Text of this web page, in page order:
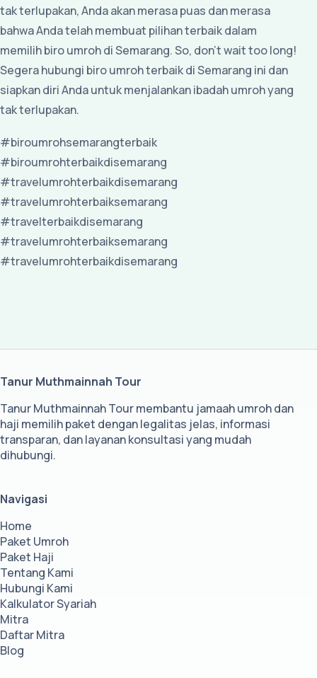
tak terlupakan, Anda akan merasa puas dan merasa
bahwa Anda telah membuat pilihan terbaik dalam
memilih biro umroh di Semarang. So, don't wait too long!
Segera hubungi biro umroh terbaik di Semarang ini dan
siapkan diri Anda untuk menjalankan ibadah umroh yang
tak terlupakan.
#biroumrohsemarangterbaik
#biroumrohterbaikdisemarang
#travelumrohterbaikdisemarang
#travelumrohterbaiksemarang
#travelterbaikdisemarang
#travelumrohterbaiksemarang
#travelumrohterbaikdisemarang
Tanur Muthmainnah Tour
Tanur Muthmainnah Tour membantu jamaah umroh dan
haji memilih paket dengan legalitas jelas, informasi
transparan, dan layanan konsultasi yang mudah
dihubungi.
Navigasi
Home
Paket Umroh
Paket Haji
Tentang Kami
Hubungi Kami
Kalkulator Syariah
Mitra
Daftar Mitra
Blog